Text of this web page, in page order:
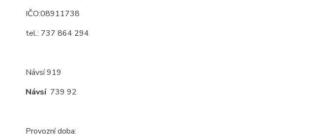
IČO:08911738
tel.: 737 864 294
Návsí 919
Návsí739 92
Provozní doba: